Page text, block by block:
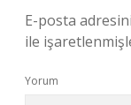
E-posta
ile
Yorum